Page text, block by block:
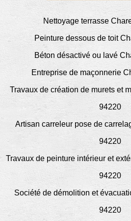
Nettoyage terrasse
Peinture dessous de toit
Béton désactivé ou lavé
Entreprise de maçonnerie
Travaux de création de murets et
94220
Artisan carreleur pose de
94220
Travaux de peinture intérieur et
94220
Société de démolition et
94220